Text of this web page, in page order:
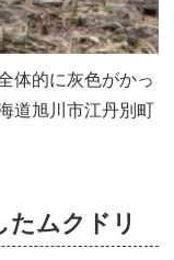
体的に灰色がかっ
道旭川市江丹別町
たムクドリ